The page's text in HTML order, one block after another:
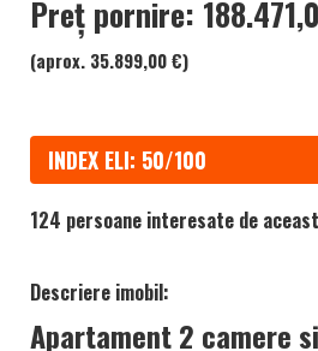
Preț pornire:
(aprox. 35.899,00 €)
INDEX ELI: 50/100
124 persoane interesate de
Descriere imobil:
Apartament 2 camere